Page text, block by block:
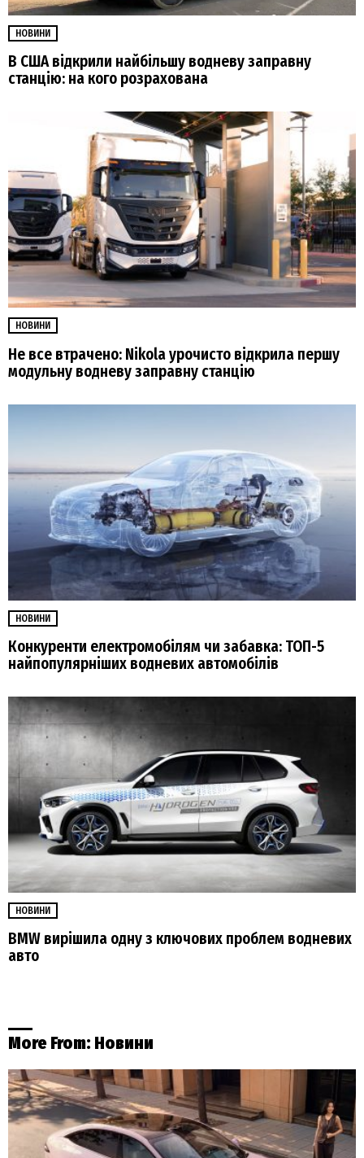
НОВИНИ
В США відкрили найбільшу водневу заправну
станцію: на кого розрахована
НОВИНИ
Не все втрачено: Nikola урочисто відкрила першу
модульну водневу заправну станцію
НОВИНИ
Конкуренти електромобілям чи забавка: ТОП-5
найпопулярніших водневих автомобілів
НОВИНИ
BMW вирішила одну з ключових проблем водневих
авто
More From: Новини